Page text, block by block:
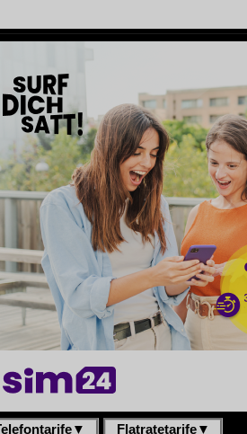
▼ Flatratetarife▼